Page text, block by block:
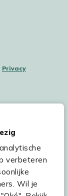
verbeteren
Wil je
Privacy